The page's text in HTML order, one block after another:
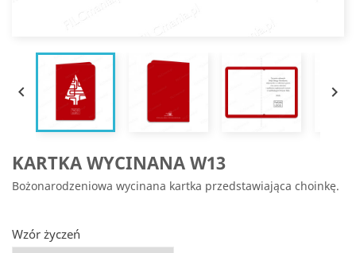
 
KARTKA WYCINANA W13
Bożonarodzeniowa wycinana kartka przedstawiająca choinkę.
Wzór życzeń